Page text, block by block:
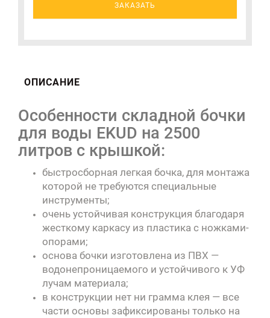
ЗАКАЗАТЬ
ОПИСАНИЕ
Особенности складной бочки
для воды EKUD на 2500
литров с крышкой:
быстросборная легкая бочка, для монтажа
которой не требуются специальные
инструменты;
очень устойчивая конструкция благодаря
жесткому каркасу из пластика с ножками-
опорами;
основа бочки изготовлена из ПВХ —
водонепроницаемого и устойчивого к УФ
лучам материала;
в конструкции нет ни грамма клея — все
части основы зафиксированы только на